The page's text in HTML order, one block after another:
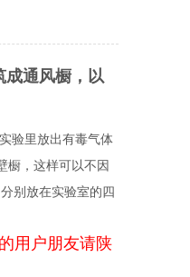
成通风橱，以
验里放出有毒气体
橱，这样可以不因
别放在实验室的四
用户朋友请陕